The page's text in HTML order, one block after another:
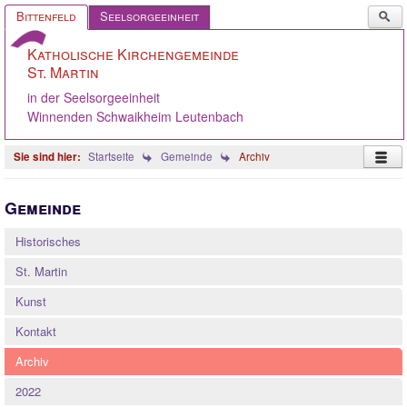
Bittenfeld Seelsorgeeinheit
...
Katholische Kirchengemeinde
St. Martin
in der Seelsorgeeinheit
Winnenden Schwaikheim Leutenbach
Startseite Gemeinde Archiv
Ökumene
Gelebter Glaube
Gemeinde
Historisches
St. Martin
Kunst
Kontakt
Archiv
2022